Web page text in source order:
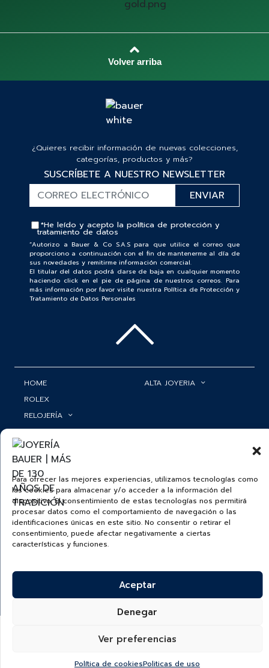
Para ofrecer las mejores experiencias, utilizamos tecnologías como
las cookies para almacenar y/o acceder a la información del
dispositivo. El consentimiento de estas tecnologías nos permitirá
procesar datos como el comportamiento de navegación o las
identificaciones únicas en este sitio. No consentir o retirar el
consentimiento, puede afectar negativamente a ciertas
características y funciones.
Aceptar
Denegar
Ver preferencias
Política de cookiesPoliticas de uso
¿Quieres recibir información de nuevas colecciones,
categorías, productos y más?
SUSCRÍBETE A NUESTRO NEWSLETTER
*He leído y acepto la política de protección y
tratamiento de datos
“Autorizo a Bauer & Co S.A.S para que utilice el correo que
proporciono a continuación con el fin de mantenerme al día de
sus novedades y remitirme información comercial.
El titular del datos podrá darse de baja en cualquier momento
haciendo click en el pie de página de nuestros correos. Para
más información por favor visite nuestra Política de Protección y
Tratamiento de Datos Personales
HOME
ROLEX
RELOJERÍA
ALTA JOYERIA
ACCESORIOS
BAUER NEWS
MI CUENTA
SIGUENOS EN
ECUADOR
BAUER & CO SAS. TODOS LOS DERECHOS
TRATAMIENTO DATOS PERSONALES BAUER |PREGUNTAS